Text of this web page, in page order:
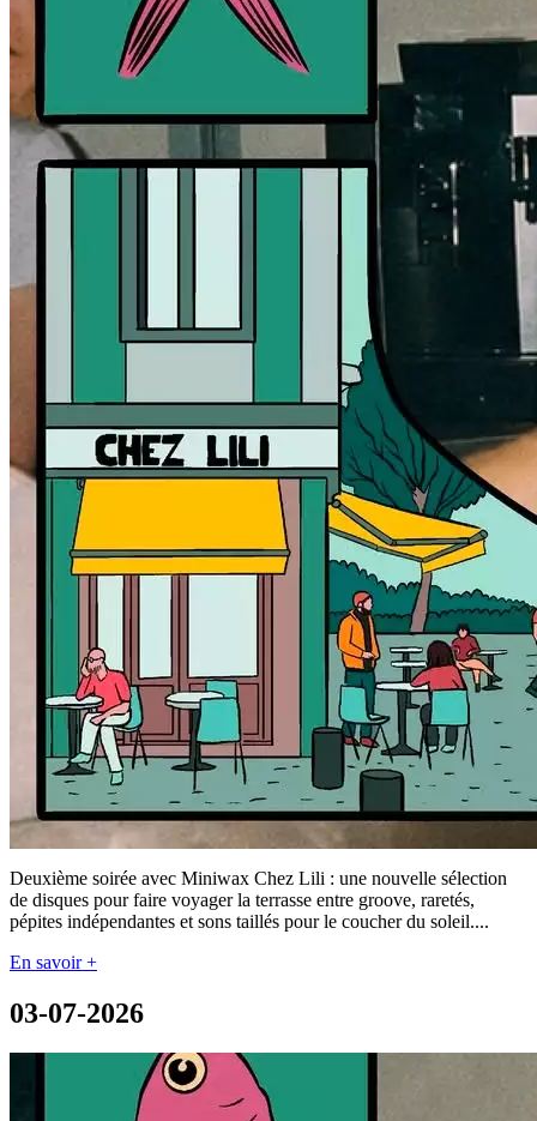
Deuxième soirée avec Miniwax Chez Lili : une nouvelle sélection
de disques pour faire voyager la terrasse entre groove, raretés,
pépites indépendantes et sons taillés pour le coucher du soleil....
En savoir +
03-07-2026